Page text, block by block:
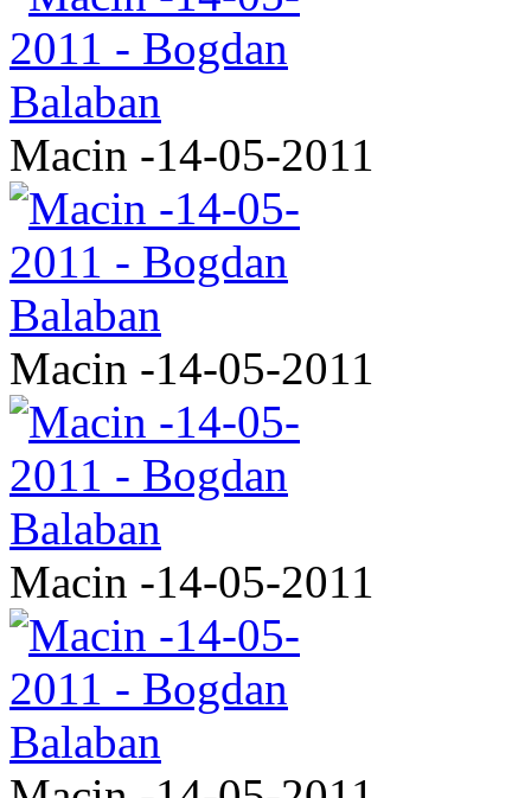
Macin -14-05-2011
Macin -14-05-2011
Macin -14-05-2011